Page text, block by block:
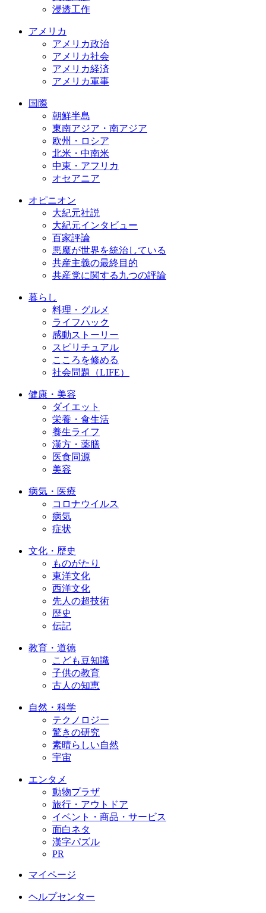
浸透工作
アメリカ
アメリカ政治
アメリカ社会
アメリカ経済
アメリカ軍事
国際
朝鮮半島
東南アジア・南アジア
欧州・ロシア
北米・中南米
中東・アフリカ
オセアニア
オピニオン
大紀元社説
大紀元インタビュー
百家評論
悪魔が世界を統治している
共産主義の最終目的
共産党に関する九つの評論
暮らし
料理・グルメ
ライフハック
感動ストーリー
スピリチュアル
こころを修める
社会問題（LIFE）
健康・美容
ダイエット
栄養・食生活
養生ライフ
漢方・薬膳
医食同源
美容
病気・医療
コロナウイルス
病気
症状
文化・歴史
ものがたり
東洋文化
西洋文化
先人の超技術
歴史
伝記
教育・道徳
こども豆知識
子供の教育
古人の知恵
自然・科学
テクノロジー
驚きの研究
素晴らしい自然
宇宙
エンタメ
動物プラザ
旅行・アウトドア
イベント・商品・サービス
面白ネタ
漢字パズル
PR
マイページ
ヘルプセンター